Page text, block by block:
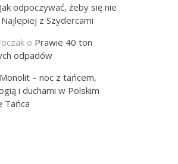
Jak odpoczywać, żeby się nie
z Szydercami
o Prawie 40 ton
odpadów
Monolit – noc z tańcem,
i duchami w Polskim
Tańca